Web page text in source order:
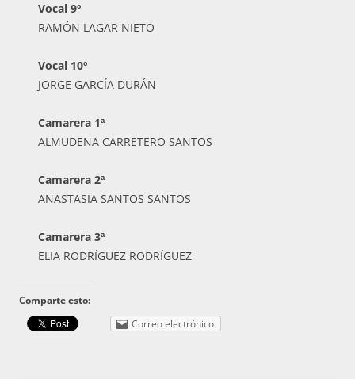
Vocal 9º
RAMÓN LAGAR NIETO
Vocal 10º
JORGE GARCÍA DURÁN
Camarera 1ª
ALMUDENA CARRETERO SANTOS
Camarera 2ª
ANASTASIA SANTOS SANTOS
Camarera 3ª
ELIA RODRÍGUEZ RODRÍGUEZ
Comparte esto:
Correo electrónico